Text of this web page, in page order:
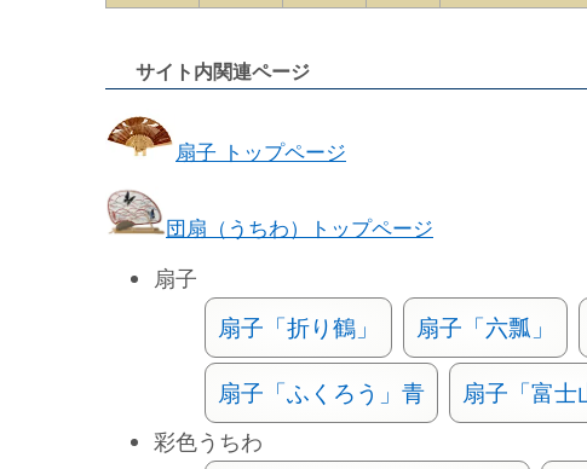
サイト内関連ページ
扇子 トップページ
団扇（うちわ）トップページ
扇子
扇子「折り鶴」 扇子「六瓢」
扇子「ふくろう」青 扇子「富士
彩色うちわ